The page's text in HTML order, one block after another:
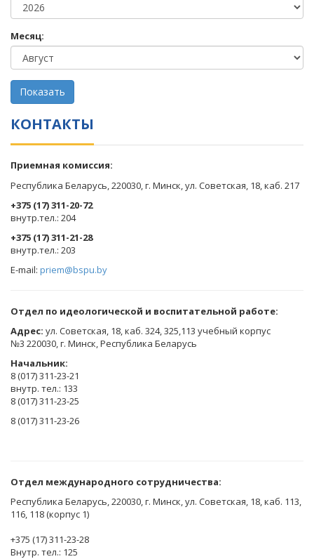
Месяц:
КОНТАКТЫ
Приемная комиссия:
Республика Беларусь, 220030, г. Минск, ул. Советская, 18, каб. 217
+375 (17) 311-20-72
​внутр.тел.: 204
+375 (17) 311-21-28
​внутр.тел.: 203
E-mail: priem@bspu.by
Отдел по идеологической и воспитательной работе:
Адрес: ул. Советская, 18, каб. 324, 325,113 учебный корпус
№3 220030, г. Минск, Республика Беларусь
Начальник:
8 (017) 311-23-21
внутр. тел.: 133
8 (017) 311-23-25
8 (017) 311-23-26
Отдел международного сотрудничества:
Республика Беларусь, 220030, г. Минск, ул. Советская, 18, каб. 113,
116, 118 (корпус 1)
+375 (17) 311-23-28
Внутр. тел.: 125